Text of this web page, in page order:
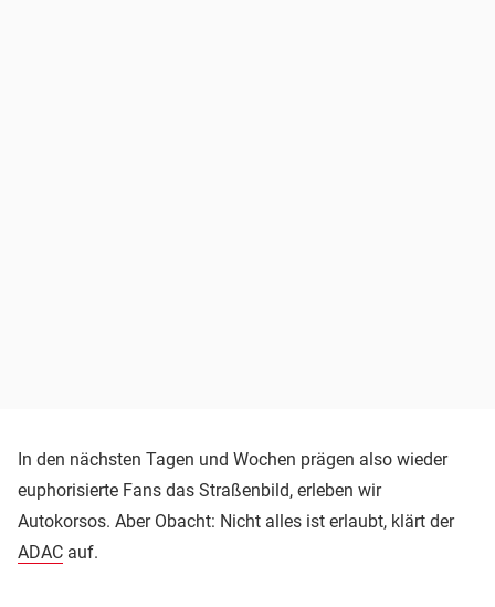
In den nächsten Tagen und Wochen prägen also wieder
euphorisierte Fans das Straßenbild, erleben wir
Autokorsos. Aber Obacht: Nicht alles ist erlaubt, klärt der
ADAC auf.